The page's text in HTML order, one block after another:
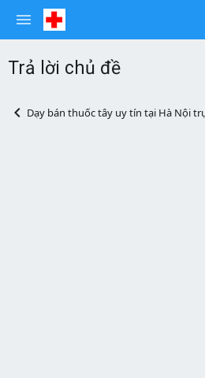
Trả lời chủ đề
Dạy bán thuốc tây uy tín tại Hà Nội